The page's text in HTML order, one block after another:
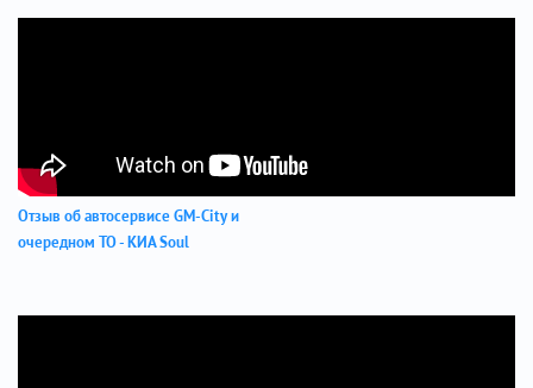
Отзыв об автосервисе GM-City и
очередном ТО - КИА Soul